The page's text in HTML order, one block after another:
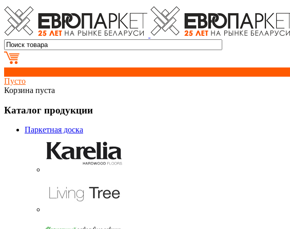
Пусто
Корзина пуста
Каталог продукции
Паркетная доска